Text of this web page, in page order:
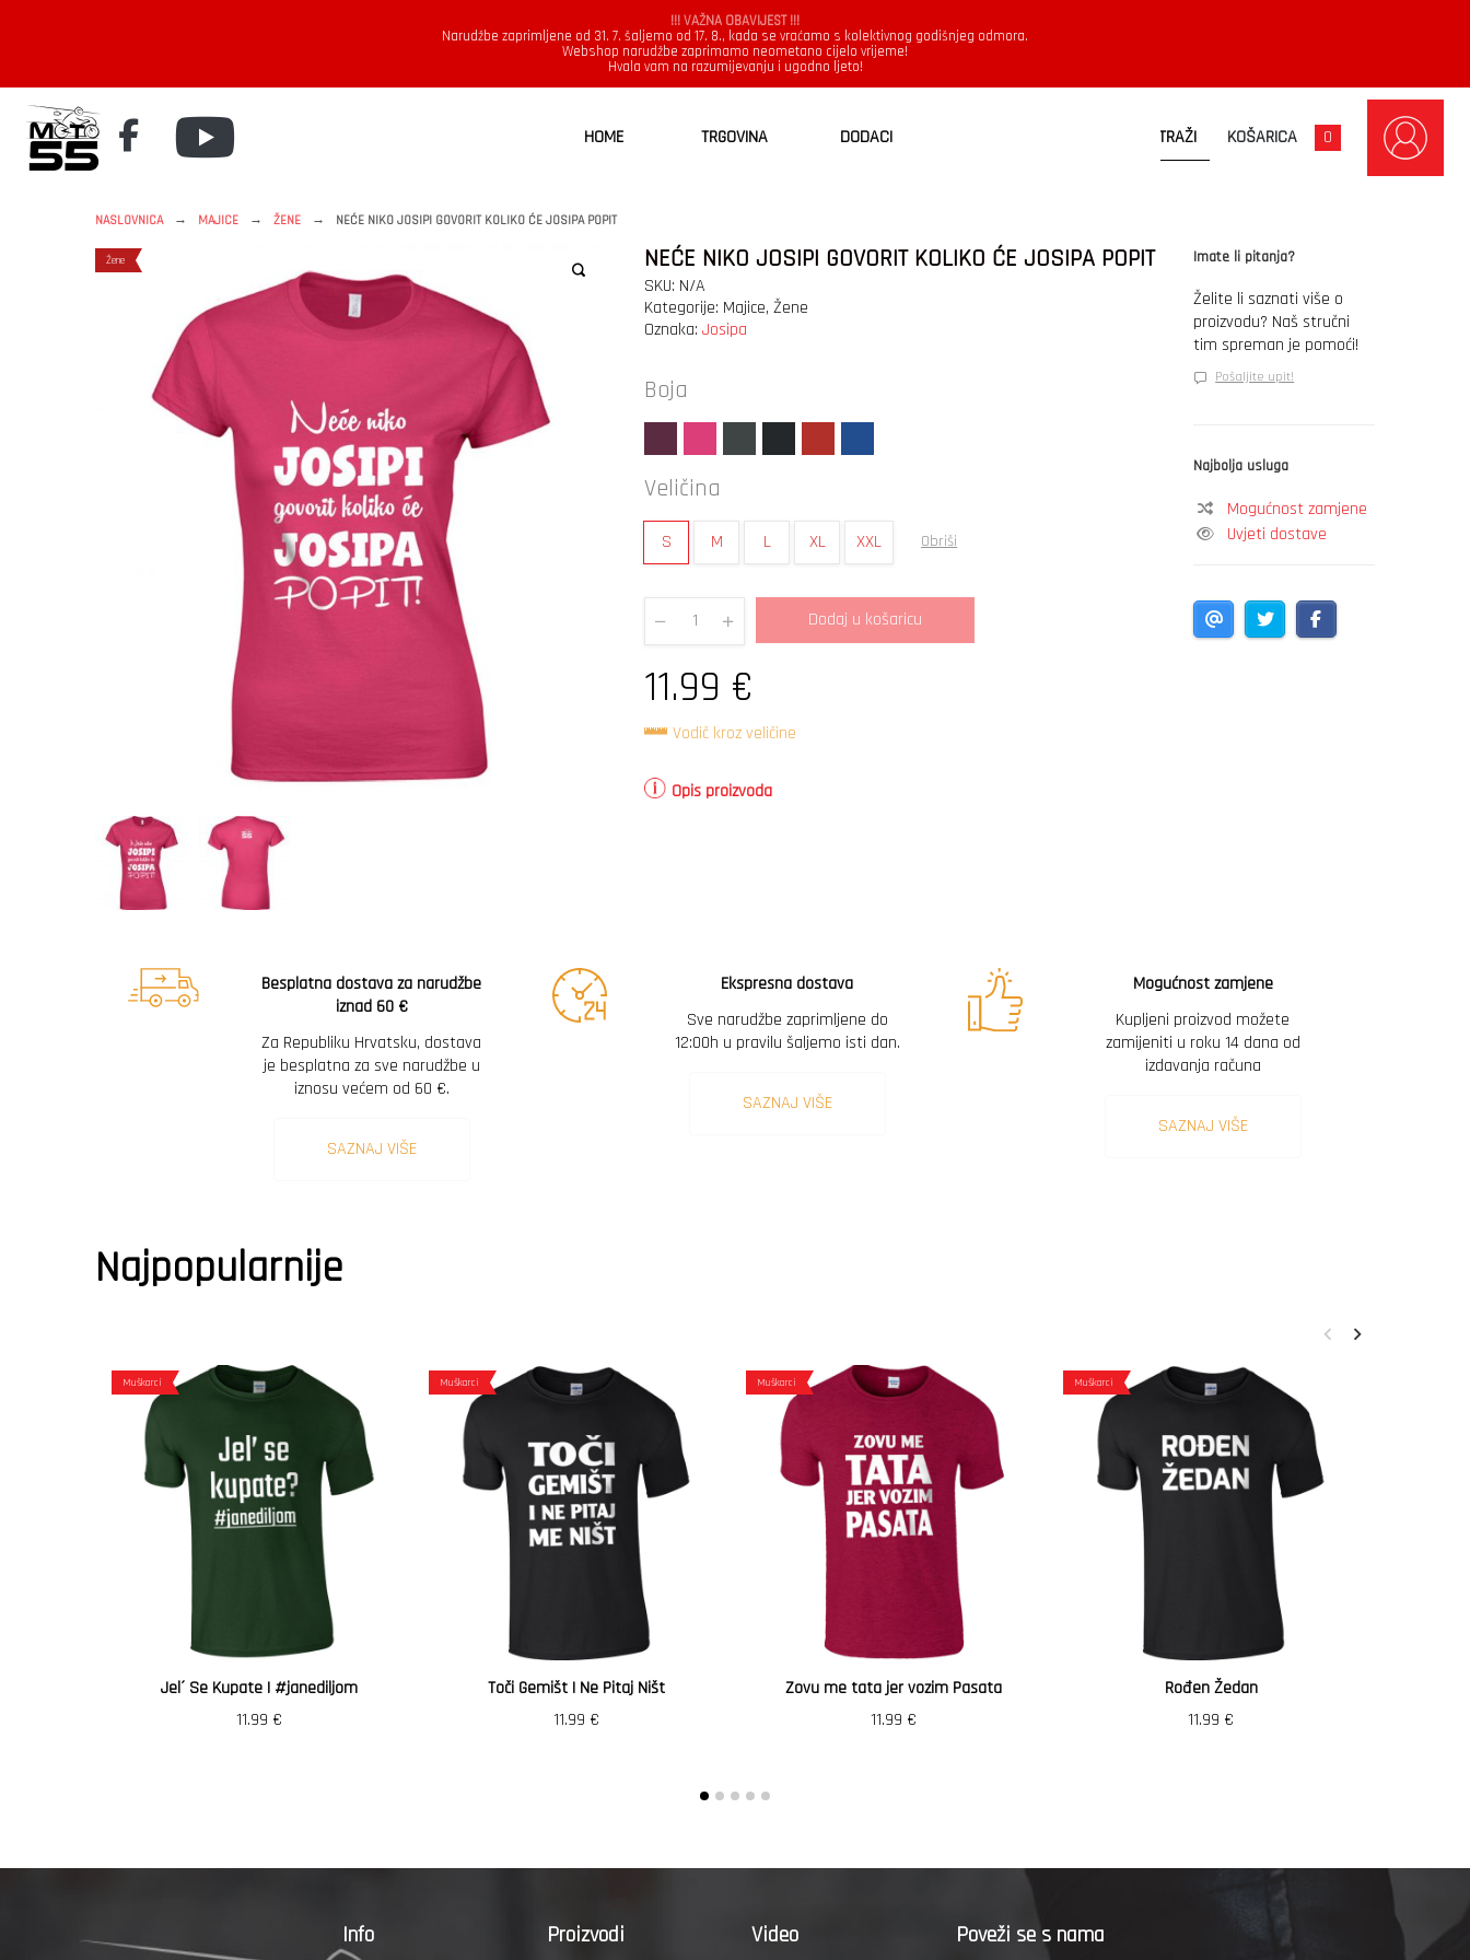
!!! VAŽNA OBAVIJEST !!!
Narudžbe zaprimljene od 31. 7. šaljemo od 17. 8., kada se vraćamo s kolektivnog godišnjeg odmora.
Webshop narudžbe zaprimamo neometano cijelo vrijeme!
Hvala vam na razumijevanju i ugodno ljeto!
HOME TRGOVINA DODACI KOŠARICA 0
NASLOVNICA → MAJICE → ŽENE → NEĆE NIKO JOSIPI GOVORIT KOLIKO ĆE JOSIPA POPIT
Žene NEĆE NIKO JOSIPI GOVORIT KOLIKO ĆE JOSIPA POPIT
SKU: N/A
Kategorije: Majice,Žene
Oznaka:Josipa
Boja
Veličina
S M L XL XXL Obriši
Quantity
Dodaj u košaricu
11.99 €
Vodič kroz veličine
Opis proizvoda
Imate li pitanja?
Želite li saznati više o
proizvodu? Naš stručni
tim spreman je pomoći!
Pošaljite upit!
Najbolja usluga
Mogućnost zamjene
Uvjeti dostave
Besplatna dostava za narudžbe
iznad 60 €
Za Republiku Hrvatsku, dostava
je besplatna za sve narudžbe u
iznosu većem od 60 €.
SAZNAJ VIŠE
Ekspresna dostava
Sve narudžbe zaprimljene do
12:00h u pravilu šaljemo isti dan.
SAZNAJ VIŠE
Mogućnost zamjene
Kupljeni proizvod možete
zamijeniti u roku 14 dana od
izdavanja računa
SAZNAJ VIŠE
Najpopularnije
Muškarci
Jel´ Se Kupate | #janediljom
11.99 €
Muškarci
Toči Gemišt I Ne Pitaj Ništ
11.99 €
Muškarci
Zovu me tata jer vozim Pasata
11.99 €
Muškarci
Rođen Žedan
11.99 €
Info Proizvodi Video Poveži se s nama